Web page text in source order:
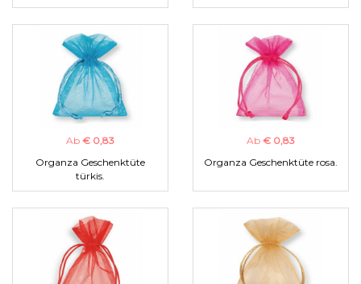
Ab € 0,83
Organza Geschenktüte
türkis.
Ab € 0,83
Organza Geschenktüte rosa.